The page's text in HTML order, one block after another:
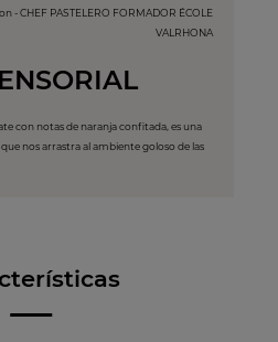
- CHEF PASTELERO FORMADOR ÉCOLE
VALRHONA
con notas de naranja confitada, es una
nos arrastra al ambiente goloso de las